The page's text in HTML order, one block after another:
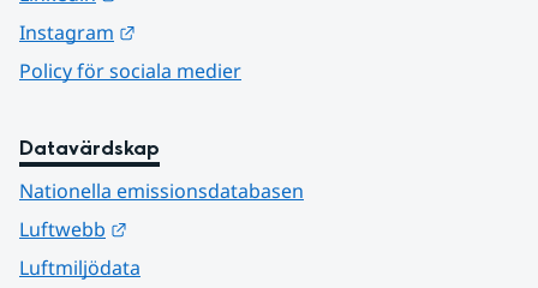
Instagram
Policy för sociala medier
Datavärdskap
Nationella emissionsdatabasen
Luftwebb
Luftmiljödata